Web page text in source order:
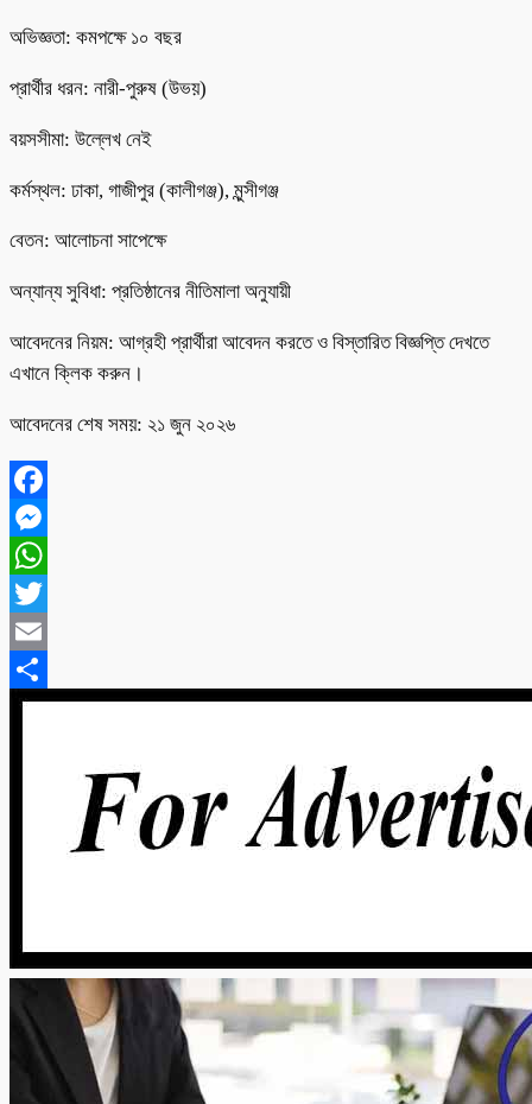
অভিজ্ঞতা: কমপক্ষে ১০ বছর
প্রার্থীর ধরন: নারী-পুরুষ (উভয়)
বয়সসীমা: উল্লেখ নেই
কর্মস্থল: ঢাকা, গাজীপুর (কালীগঞ্জ), মুন্সীগঞ্জ
বেতন: আলোচনা সাপেক্ষে
অন্যান্য সুবিধা: প্রতিষ্ঠানের নীতিমালা অনুযায়ী
আবেদনের নিয়ম: আগ্রহী প্রার্থীরা আবেদন করতে ও বিস্তারিত বিজ্ঞপ্তি দেখতে
এখানে ক্লিক করুন।
আবেদনের শেষ সময়: ২১ জুন ২০২৬
Facebook
Messenger
WhatsApp
Twitter
Email
Share